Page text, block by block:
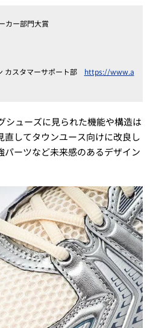
カー部門大賞
カスタマーサポート部 https://www.a
シューズに見られた機能や構造は
直してタウンユース向けに改良し
パーツなど未来感のあるデザイン